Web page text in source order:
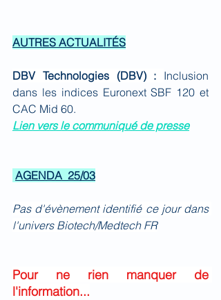
AUTRES ACTUALITÉS
DBV Technologies (DBV) : Inclusion
dans les indices Euronext SBF 120 et
CAC Mid 60.
Lien vers le communiqué de presse
AGENDA  25/03
Pas d'évènement identifié ce jour dans
l'univers Biotech/Medtech FR
Pour ne rien manquer de
l'information...